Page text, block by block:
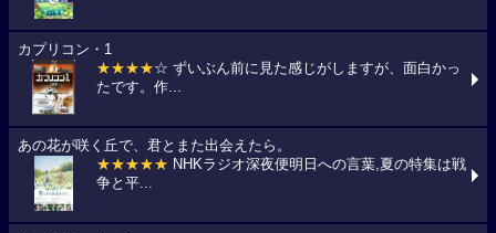
カプリコン・1
★★★★☆ ずいぶん前に見た感じがしますが、面白かっ
たです。作...
あの花が咲く丘で、君とまた出会えたら。
★★★★★ NHKラジオ深夜便明日への言葉,夏の特集は戦
争と平...